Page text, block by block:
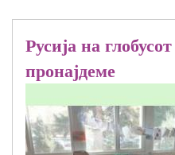
Русија на глобусот
пронајдеме